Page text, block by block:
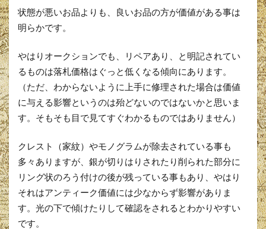
状態が悪いお品よりも、良いお品の方が価値がある事は
明らかです。
やはりオークションでも、リペアあり、と明記されてい
るものは落札価格はぐっと低くなる傾向にあります。
（ただ、わからないように上手に修理された場合は価値
に与える影響というのは殆どないのではないかと思いま
す。そもそも目で見てすぐわかるものではありません）
クレスト（家紋）やモノグラムが除去されている事も
多々ありますが、銀が切りはりされたり削られた部分に
リング状のろう付けの後が残っている事もあり、やはり
それはアンティーク価値には少なからず影響がありま
す。光の下で傾けたりして確認をされるとわかりやすい
です。